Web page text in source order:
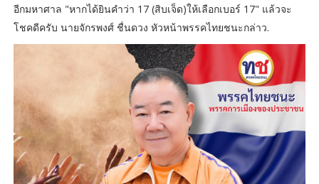
อีกมหาศาล "หากได้ยินคำว่า 17 (สิบเจ็ด)ให้เลือกเบอร์ 17" แล้วจะ
โชคดีครับ นายจักรพงศ์ ชื่นดวง หัวหน้าพรรคไทยชนะกล่าว.